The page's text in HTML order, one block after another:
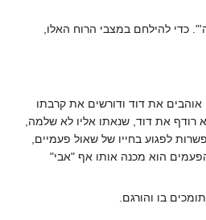
כדי להילחם במצבי הרוח האלו,
אוהבים את דוד ודורשים את קרבתו
רודף את דוד, שנאתו אליו לא שלמה,
לפגוע בחייו של שאול פעמיים,
הוא מכנה אותו אף "אבי"
בו והורגם.